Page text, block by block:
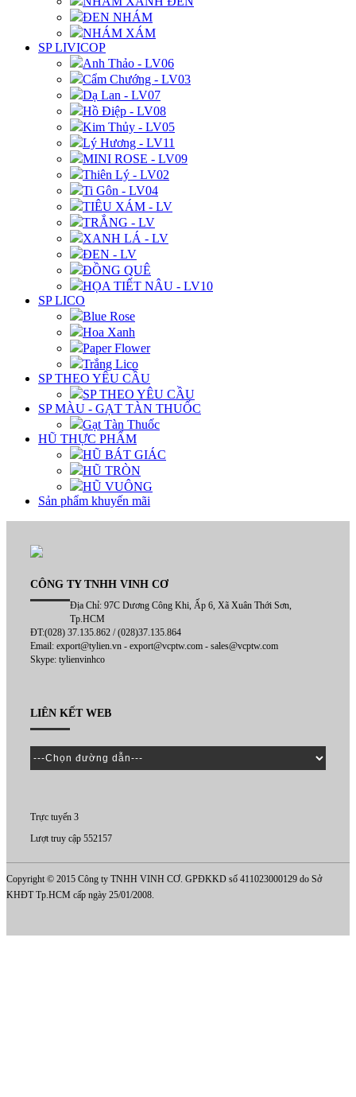
ĐEN NHÁM
NHÁM XÁM
SP LIVICOP
Anh Thảo - LV06
Cẩm Chướng - LV03
Dạ Lan - LV07
Hồ Điệp - LV08
Kim Thủy - LV05
Lý Hương - LV11
MINI ROSE - LV09
Thiên Lý - LV02
Ti Gôn - LV04
TIÊU XÁM - LV
TRẮNG - LV
XANH LÁ - LV
ĐEN - LV
ĐỒNG QUÊ
HỌA TIẾT NÂU - LV10
SP LICO
Blue Rose
Hoa Xanh
Paper Flower
Trắng Lico
SP THEO YÊU CẦU
SP THEO YÊU CẦU
SP MÀU - GẠT TÀN THUỐC
Gạt Tàn Thuốc
HŨ THỰC PHẨM
HŨ BÁT GIÁC
HŨ TRÒN
HŨ VUÔNG
Sản phẩm khuyến mãi
CÔNG TY TNHH VINH CƠ
Địa Chỉ: 97C Dương Công Khi, Ấp 6, Xã Xuân Thới Sơn,
Tp.HCM
ĐT:(028) 37.135.862 / (028)37.135.864
Email: export@tylien.vn - export@vcptw.com - sales@vcptw.com
Skype: tylienvinhco
LIÊN KẾT WEB
Trực tuyến 3
Lượt truy cập 552157
Copyright © 2015 Công ty TNHH VINH CƠ. GPĐKKD số 411023000129 do Sở
KHĐT Tp.HCM cấp ngày 25/01/2008.